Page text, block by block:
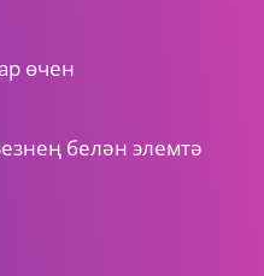
өчен
белән элемтә